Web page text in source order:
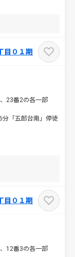
目０１期
23番2の各一部
分「五郎台南」停徒
目０１期
12番3の各一部